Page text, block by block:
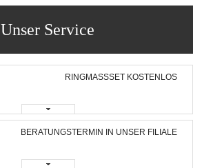
Unser Service
RINGMASSSET KOSTENLOS
BERATUNGSTERMIN IN UNSER FILIALE